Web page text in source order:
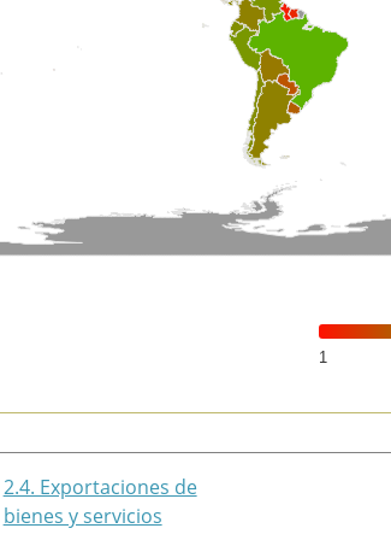
1
2.4. Exportaciones de
bienes y servicios